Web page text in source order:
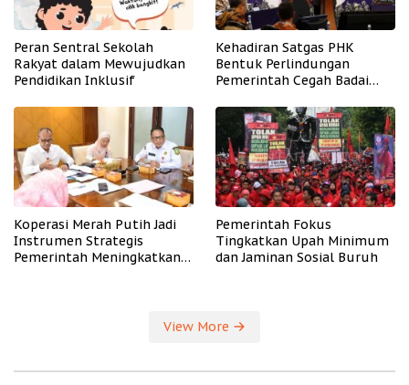
Peran Sentral Sekolah
Rakyat dalam Mewujudkan
Pendidikan Inklusif
Kehadiran Satgas PHK
Bentuk Perlindungan
Pemerintah Cegah Badai
Koperasi Merah Putih Jadi
Instrumen Strategis
Pemerintah Meningkatkan
Pemerintah Fokus
Tingkatkan Upah Minimum
dan Jaminan Sosial Buruh
View More